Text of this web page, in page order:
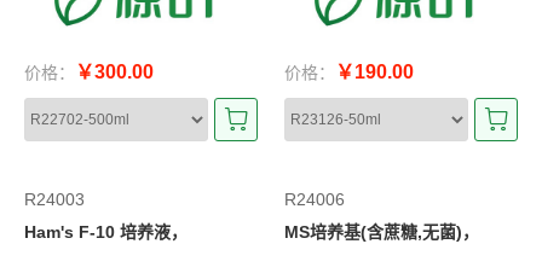
价格： ￥300.00 价格： ￥190.00
R24003
Ham's F-10 培养液，
R24006
MS培养基(含蔗糖,无菌)，